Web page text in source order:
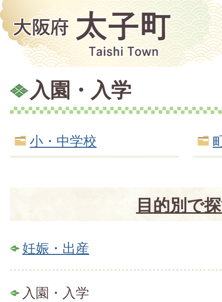
入園・入学
小・中学校
目的別で
妊娠・出産
入園・入学